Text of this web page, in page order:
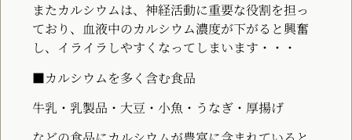
またカルシウムは、神経活動に重要な役割を担っ
ており、血液中のカルシウム濃度が下がると興奮
し、イライラしやすくなってしまいます・・・
■カルシウムを多く含む食品
牛乳・乳製品・大豆・小魚・うなぎ・厚揚げ